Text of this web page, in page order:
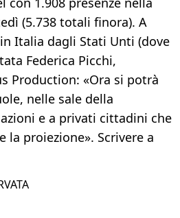
(5.738 totali finora). A
Italia dagli Stati Unti (dove
Federica Picchi,
Production: «Ora si potrà
nelle sale della
e a privati cittadini che
la proiezione». Scrivere a